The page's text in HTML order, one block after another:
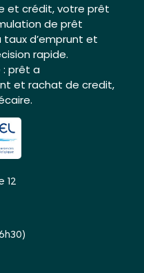
et crédit, votre prêt
de prêt
d’emprunt et
rapide.
: prêt a
et rachat de credit,
12